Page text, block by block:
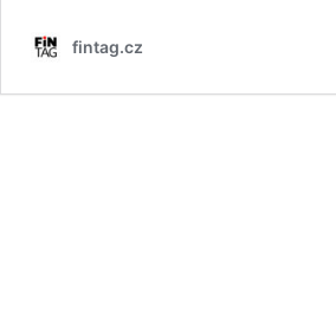
fintag.cz